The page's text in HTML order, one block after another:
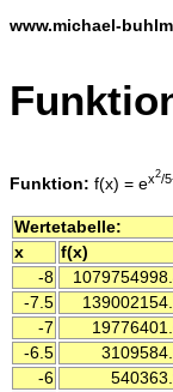
www.michael-
Funktion: f(x) = ex2/
Wertetabelle:
x
f(x)
-8
-7.5
-7
-6.5
-6